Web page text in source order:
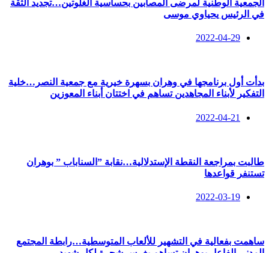
الجمعية الوطنية لمرضى المصابين بحساسية الغلوتين…تجديد الثقة
في الرئيس يحياوي موسى
2022-04-29
بدأت أول برنامجها في وهران بسهرة خيرية مع جمعية النصر…خلية
التفكير لأبناء المجاهدين تساهم في اختتان أبناء المعوزين
2022-04-21
طالبت بمراجعة النقطة الإستدلالية…نقابة ”السناباب ” بوهران
تستنفر قواعدها
2022-03-19
ساهمت بفعالية في التشهير للألعاب المتوسطية…رابطة المجتمع